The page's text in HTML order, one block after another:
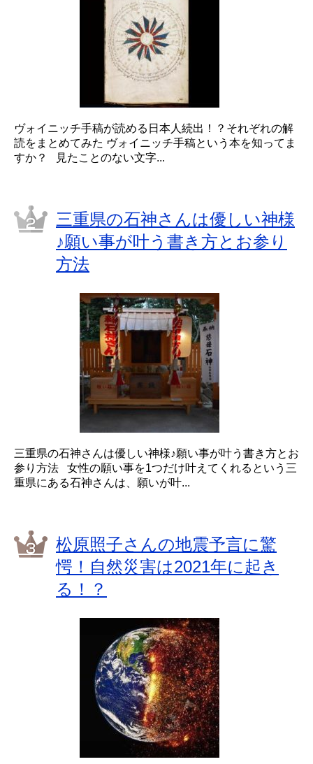
ヴォイニッチ手稿が読める日本人続出！？それぞれの解
読をまとめてみた ヴォイニッチ手稿という本を知ってま
すか？ 見たことのない文字...
三重県の石神さんは優しい神様
♪願い事が叶う書き方とお参り
方法
三重県の石神さんは優しい神様♪願い事が叶う書き方とお
参り方法 女性の願い事を1つだけ叶えてくれるという三
重県にある石神さんは、願いが叶...
松原照子さんの地震予言に驚
愕！自然災害は2021年に起き
る！？